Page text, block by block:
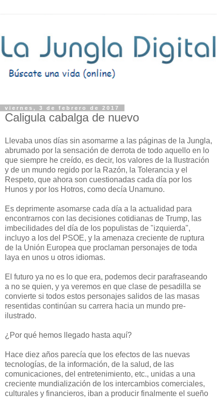
viernes, 3 de febrero de 2017
Caligula cabalga de nuevo
Llevaba unos días sin asomarme a las páginas de la Jungla,
abrumado por la sensación de derrota de todo aquello en lo
que siempre he creído, es decir, los valores de la Ilustración
y de un mundo regido por la Razón, la Tolerancia y el
Respeto, que ahora son cuestionadas cada día por los
Hunos y por los Hotros, como decía Unamuno.
Es deprimente asomarse cada día a la actualidad para
encontrarnos con las decisiones cotidianas de Trump, las
imbecilidades del día de los populistas de "izquierda",
incluyo a los del PSOE, y la amenaza creciente de ruptura
de la Unión Europea que proclaman personajes de toda
laya en unos u otros idiomas.
El futuro ya no es lo que era, podemos decir parafraseando
a no se quien, y ya veremos en que clase de pesadilla se
convierte si todos estos personajes salidos de las masas
resentidas continúan su carrera hacia un mundo pre-
ilustrado.
¿Por qué hemos llegado hasta aquí?
Hace diez años parecía que los efectos de las nuevas
tecnologías, de la información, de la salud, de las
comunicaciones, del entretenimiento, etc., unidas a una
creciente mundialización de los intercambios comerciales,
culturales y financieros, iban a producir finalmente el sueño